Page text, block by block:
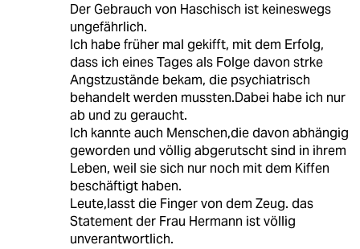
Der Gebrauch von Haschisch ist keineswegs
ungefährlich.
Ich habe früher mal gekifft, mit dem Erfolg,
dass ich eines Tages als Folge davon strke
Angstzustände bekam, die psychiatrisch
behandelt werden mussten.Dabei habe ich nur
ab und zu geraucht.
Ich kannte auch Menschen,die davon abhängig
geworden und völlig abgerutscht sind in ihrem
Leben, weil sie sich nur noch mit dem Kiffen
beschäftigt haben.
Leute,lasst die Finger von dem Zeug. das
Statement der Frau Hermann ist völlig
unverantwortlich.